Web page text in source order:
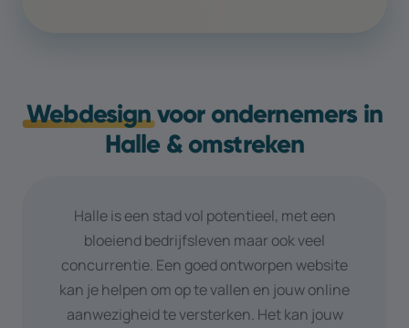
Webdesignvoor ondernemers in
Halle & omstreken
Halle is een stad vol potentieel, met een
bloeiend bedrijfsleven maar ook veel
concurrentie. Een goed ontworpen website
kan je helpen om op te vallen en jouw online
aanwezigheid te versterken. Het kan jouw